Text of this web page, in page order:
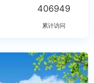
406949
累计访问